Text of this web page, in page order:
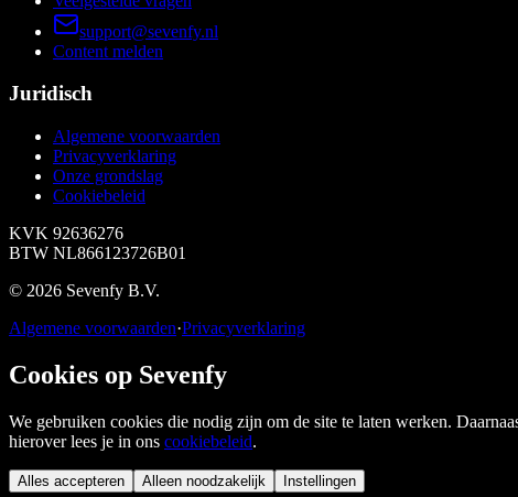
support@sevenfy.nl
Content melden
Juridisch
Algemene voorwaarden
Privacyverklaring
Onze grondslag
Cookiebeleid
KVK 92636276
BTW NL866123726B01
© 2026 Sevenfy B.V.
Algemene voorwaarden·Privacyverklaring
Cookies op Sevenfy
We gebruiken cookies die nodig zijn om de site te laten werken.
hierover lees je in ons cookiebeleid.
Alles accepteren Alleen noodzakelijk Instellingen